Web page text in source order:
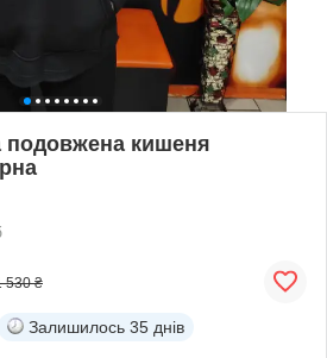
подовжена кишеня
530 ₴
Залишилось 35 днів